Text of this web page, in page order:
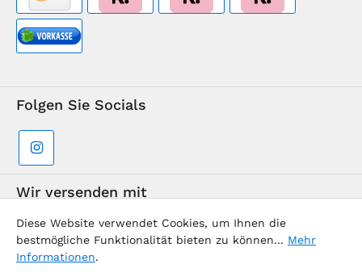
Folgen Sie Socials
Wir versenden mit
Diese Website verwendet Cookies, um Ihnen die
bestmögliche Funktionalität bieten zu können... Mehr
Informationen.